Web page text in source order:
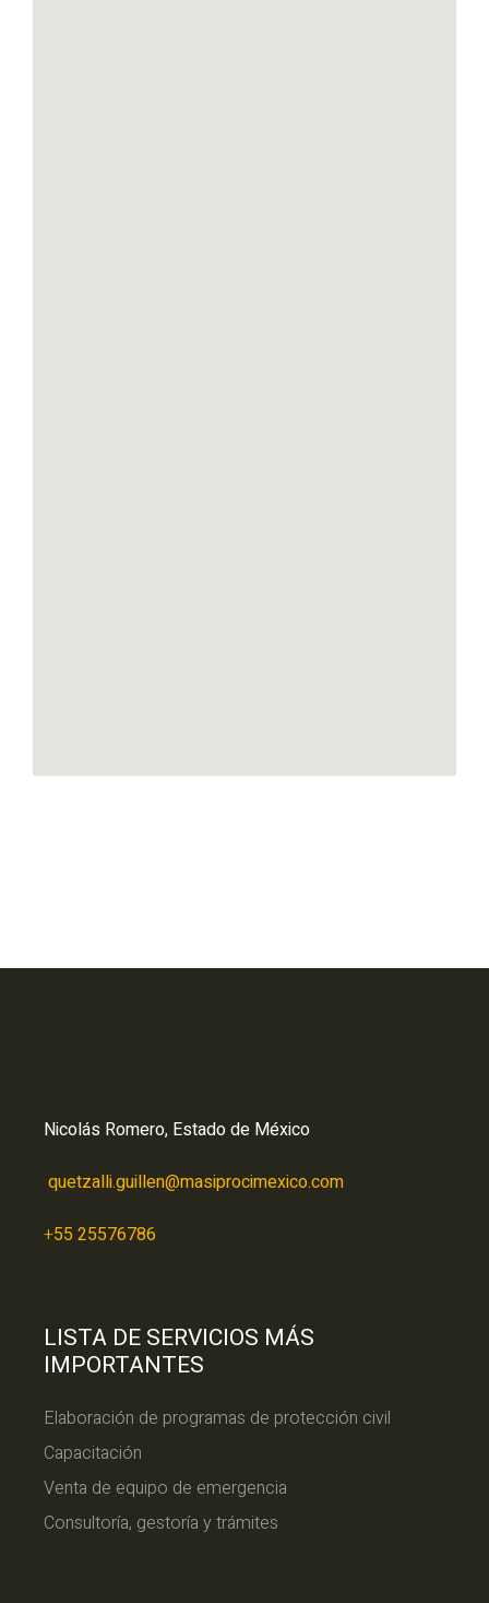
Nicolás Romero, Estado de México
quetzalli.guillen@masiprocimexico.com
+55 25576786
LISTA DE SERVICIOS MÁS
IMPORTANTES
Elaboración de programas de protección civil
Capacitación
Venta de equipo de emergencia
Consultoría, gestoría y trámites